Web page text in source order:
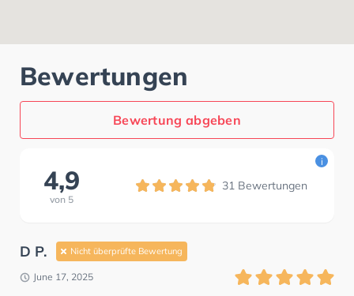
Bewertungen
Bewertung abgeben
4,9
von 5
31 Bewertungen
i
D P. Nicht überprüfte Bewertung
June 17, 2025